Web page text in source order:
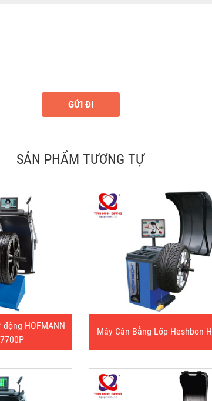
GỬI ĐI
SẢN PHẨM TƯƠNG TỰ
HOFMANN
Máy Cân Bằng Lốp Heshbon